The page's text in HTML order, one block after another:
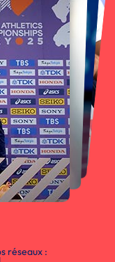
réseaux :